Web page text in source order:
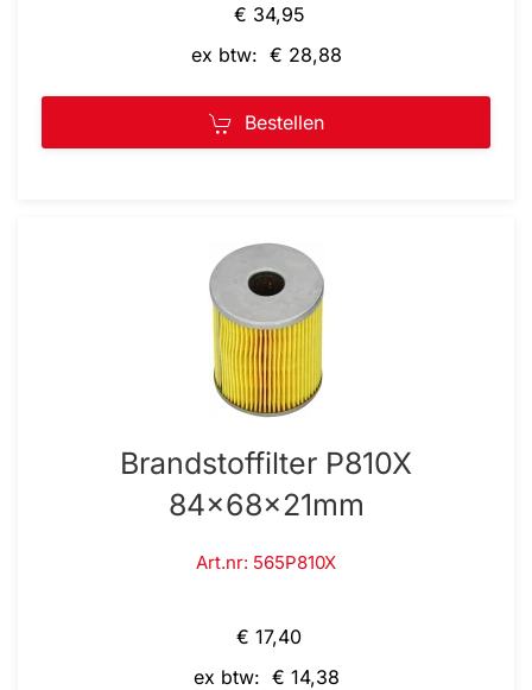
€ 34,95
ex btw: € 28,88
Bestellen
Brandstoffilter P810X
84x68x21mm
Art.nr: 565P810X
€ 17,40
ex btw: € 14,38